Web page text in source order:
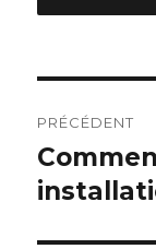
de
l’article
PRÉCÉDENT
Publication
précédente :